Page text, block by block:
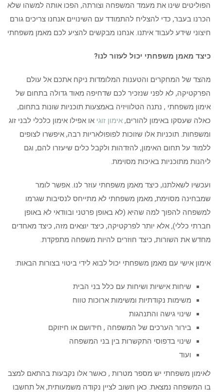
הפוליטים שינו את מעמד המשפחה וצורתה, הפכו אותה למשהו שלא
הכרנו בעבר, כדי להצליח להתמודד עם השינויים אנחנו צריכים גורם
חיצוני שידע לעבוד איתנו. אנחנו מבקשים להציע לכם מאמן משפחתי
כיצד מאמן משפחתי יכול לעזור לנו?
מהצד של המחקרים והטענות המלומדות ניקח אתכם אל עולם
הפרקטיקה, לא לפני שנזכיר לכם שדחיפה מאוד גדולה בתחום של
אימון משפחתי , נתנה הטלוויזיה באמצעות תוכניות שונות בתחום,
כאלה שעסקו באימון להורים, אימון זוגי או אפילו אימון כלכלי לבני זוג
ומשפחות. תוכניות אלו שזוכות לפופולאריות רבה, איפשרו לצופים
ללמוד על תחום האימון, להזדהות ולקבל כלים שיעזרו להם, וגם
ליהנות מתוכניות באיכות מסוימת.
ועכשיו לשאלתנו, כיצד מאמן משפחתי עוזר לנו. אפשר לומר
שמבחינה מסוימת, מאמן משפחתי לא מתייחס לנסיבות שגרמו
למשפחה להפוך למה שהיא (לא באופן פרטני ובוודאי לא באופן
חברתי כללי), אלא יותר לפרקטיקה, כיצד יוצאים מזה, כיצד מאחדים
מחדש את השורות, כיצד חוזרים להיות משפחה מתפקדת.
אימון אישי עם מאמן משפחתי יכול לבוא לידי ביטוי בצורות הבאות:
שיחות אישיות ושיחות עם כלל בני הבית
משימות נקודתיות ומשימות ארוכות טווח
שינוי גישה והתנהגות
בירור הערכים של המשפחה , חידושם או חיזוקם
שינוי בדפוסי התקשרות בין בני המשפחה
ועוד
לאימון משפחתי יש מספר מטרות , כאשר אלו נקבעות בהתאם למצב
בו המשפחה נמצאת. כאן חשוב לציין נקודה משמעותית, אל תחשבו